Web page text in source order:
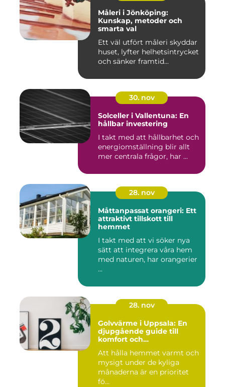
Måleri i Jönköping:
Kunskap, metoder och
smarta val
Ett väl utfört måleri skyddar
huset, lyfter helhetsintrycket
och sänker framtid...
30. nov
Solceller i Vallentuna: En
hållbar investering
I takt med att hållbarhet och
energiomställning blir allt
mer centrala frågor, har ...
28. nov
Måttanpassat orangeri: Ett
attraktivt tillskott till
hemmet
I takt med att vi söker nya
sätt att integrera våra hem
med naturen, har orangerier
...
28. nov
Golvvärme i Uppsala: En
djupgående guide till
komfort och
Att hålla hemmet varmt och
mysigt under de kyliga
månaderna är en prioritet
fö...